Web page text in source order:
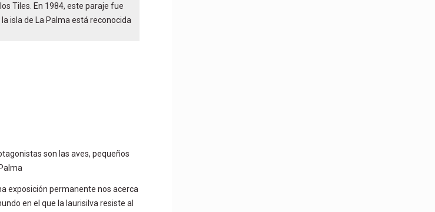
Tiles. En 1984, este paraje fue
isla de La Palma está reconocida
son las aves, pequeños
exposición permanente nos acerca
en el que la laurisilva resiste al